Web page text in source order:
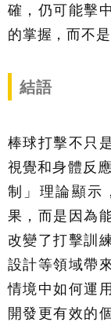
確，仍可能擊
的掌握，而不
結語
棒球打擊不只
視覺和身體反
制」理論顯示
果，而是因為
改變了打擊訓
設計等領域帶
情境中如何運
開發更有效的